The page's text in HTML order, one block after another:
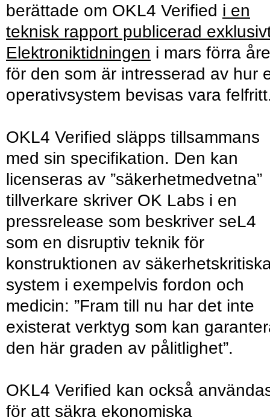
berättade om OKL4 Verified i en
teknisk rapport publicerad
Elektroniktidningen i mars förra
för den som är intresserad av hur
operativsystem bevisas vara
OKL4 Verified släpps tillsammans
med sin specifikation. Den kan
licenseras av ”säkerhetmedvetna”
tillverkare skriver OK Labs i en
pressrelease som beskriver seL4
som en disruptiv teknik för
konstruktionen av
system i exempelvis fordon och
medicin: ”Fram till nu har det inte
existerat verktyg som kan
den här graden av pålitlighet”.
OKL4 Verified kan också
för att säkra ekonomiska